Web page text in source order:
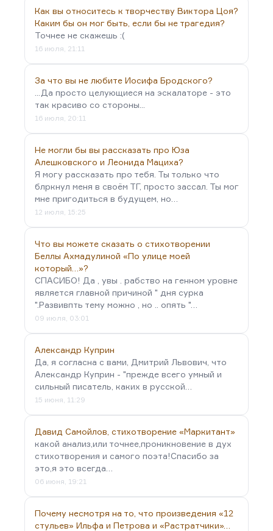
Как вы относитесь к творчеству Виктора Цоя?
Каким бы он мог быть, если бы не трагедия?
Точнее не скажешь :(
16 июля, 21:11
За что вы не любите Иосифа Бродского?
...Да просто целующиеся на эскалаторе - это
так красиво со стороны...
16 июля, 20:11
Не могли бы вы рассказать про Юза
Алешковского и Леонида Мациха?
Я могу рассказать про тебя. Ты только что
блркнул меня в своём ТГ, просто зассал. Ты мог
мне пригодиться в будущем, но…
12 июля, 15:25
Что вы можете сказать о стихотворении
Беллы Ахмадулиной «По улице моей
который…»?
СПАСИБО! Да , увы . рабство на генном уровне
является главной причиной " дня сурка
".Развивпть тему можно , но .. опять "…
09 июля, 03:01
Александр Куприн
Да, я согласна с вами, Дмитрий Львович, что
Александр Куприн - "прежде всего умный и
сильный писатель, каких в русской…
15 июня, 11:29
Давид Самойлов, стихотворение «Маркитант»
какой анализ,или точнее,проникновение в дух
стихотворения и самого поэта!Спасибо за
это,я это всегда…
06 июня, 19:21
Почему несмотря на то, что произведения «12
стульев» Ильфа и Петрова и «Растратчики»…